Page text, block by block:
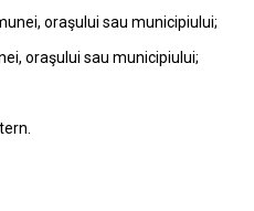
oraşului sau municipiului;
oraşului sau municipiului;